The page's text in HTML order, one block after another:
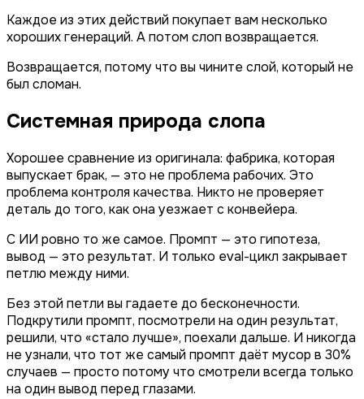
Каждое из этих действий покупает вам несколько
хороших генераций. А потом слоп возвращается.
Возвращается, потому что вы чините слой, который не
был сломан.
Системная природа слопа
Хорошее сравнение из оригинала: фабрика, которая
выпускает брак, — это не проблема рабочих. Это
проблема контроля качества. Никто не проверяет
деталь до того, как она уезжает с конвейера.
С ИИ ровно то же самое. Промпт — это гипотеза,
вывод — это результат. И только eval-цикл закрывает
петлю между ними.
Без этой петли вы гадаете до бесконечности.
Подкрутили промпт, посмотрели на один результат,
решили, что «стало лучше», поехали дальше. И никогда
не узнали, что тот же самый промпт даёт мусор в 30%
случаев — просто потому что смотрели всегда только
на один вывод перед глазами.